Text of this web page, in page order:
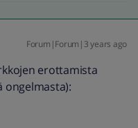
Forum|Forum|3 years ago
erottamista
ongelmasta):